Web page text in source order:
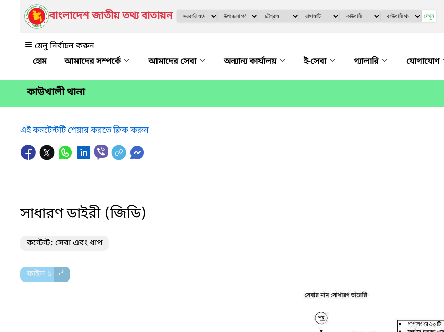
বাংলাদেশ জাতীয় তথ্য বাতায়ন দেখুন
মেনু নির্বাচন করুন
আমাদের সম্পর্কে
আমাদের সেবা অন্যান্য কার্যালয় ই-সেবা গ্যালারি যোগাযোগ
কাউখালী থানা
এই কনটেন্টটি শেয়ার করতে ক্লিক করুন
সাধারণ ডাইরী (জিডি)
কন্টেন্ট: সেবা এবং ধাপ
ফাইল ১